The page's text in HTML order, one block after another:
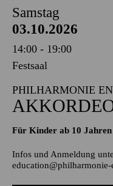
Samstag
03.10.2026
14:00 - 19:00
Festsaal
PHILHARMONIE
Für Kinder ab 10 Jahren
Infos und Anmeldung
education@philharmonie-